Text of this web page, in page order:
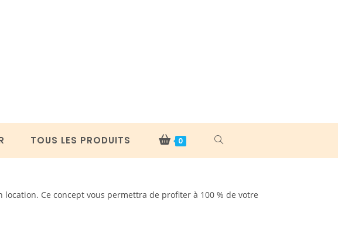
TOUS LES PRODUITS 0 TOGGLE
Ce concept vous permettra de profiter à 100 % de votre